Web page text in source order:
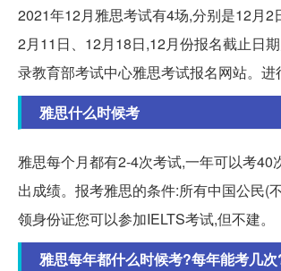
2021年12月雅思考试有4场,分别是12月2
2月11日、12月18日,12月份报名截止日
录教育部考试中心雅思考试报名网站。进
雅思什么时候考
雅思每个月都有2-4次考试,一年可以考40
出成绩。报考雅思的条件:所有中国公民(
领身份证您可以参加IELTS考试,但不建。
雅思每年都什么时候考?每年能考几次